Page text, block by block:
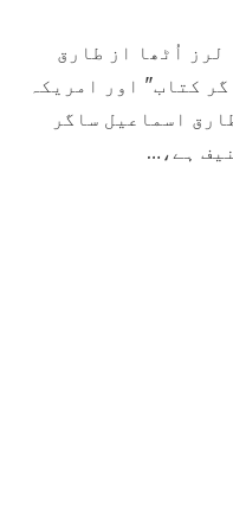
لرز اُٹھا از طارق
کتاب" اور امریکہ
اسماعیل ساگر
ہے،…